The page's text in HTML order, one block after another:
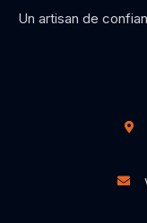
Un artisan de